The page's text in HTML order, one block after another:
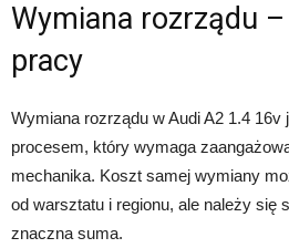
Wymiana rozrządu
pracy
Wymiana rozrządu w Audi A2 1.4
procesem, który wymaga
mechanika. Koszt samej wymiany
od warsztatu i regionu, ale należy się
znaczna suma.